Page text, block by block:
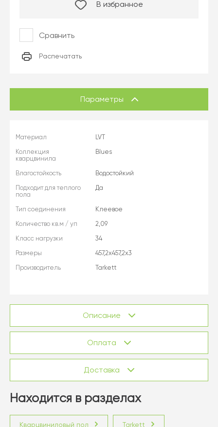
В избранное
Сравнить
Распечатать
Параметры
Материал
LVT
Коллекция
кварцвинила
Blues
Влагостойкость
Водостойкий
Подходит для теплого
пола
Да
Тип соединения
Клеевое
Количество кв.м / уп
2,09
Класс нагрузки
34
Размеры
457,2х457,2х3
Производитель
Tarkett
Описание
Оплата
Доставка
Находится в разделах
Кварцвиниловый пол Tarkett